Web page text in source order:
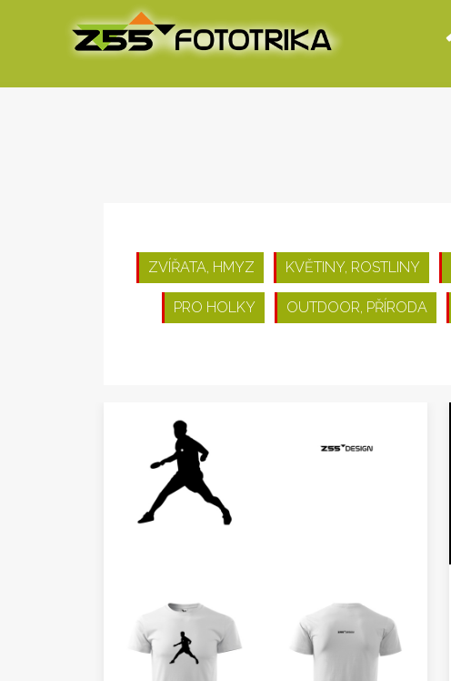
ZVÍŘATA, HMYZ KVĚTINY, ROSTLINY
PRO HOLKY OUTDOOR, PŘÍRODA